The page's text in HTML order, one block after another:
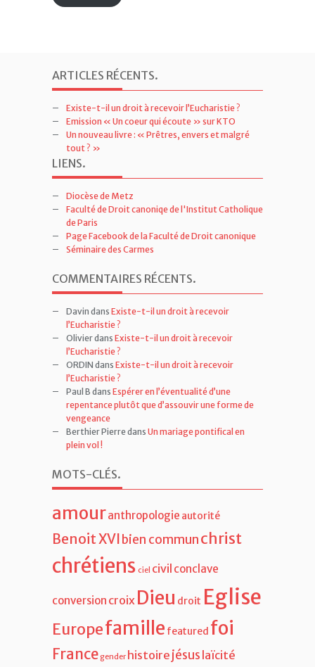
ARTICLES RÉCENTS.
Existe-t-il un droit à recevoir l’Eucharistie ?
Emission « Un coeur qui écoute » sur KTO
Un nouveau livre : « Prêtres, envers et malgré
tout ? »
LIENS.
Diocèse de Metz
Faculté de Droit canoniqe de l'Institut Catholique
de Paris
Page Facebook de la Faculté de Droit canonique
Séminaire des Carmes
COMMENTAIRES RÉCENTS.
Davin dans Existe-t-il un droit à recevoir
l’Eucharistie ?
Olivierdans Existe-t-il un droit à recevoir
l’Eucharistie ?
ORDIN dans Existe-t-il un droit à recevoir
l’Eucharistie ?
Paul B dans Espérer en l’éventualité d’une
repentance plutôt que d’assouvir une forme de
vengeance
Berthier Pierredans Un mariage pontifical en
plein vol !
MOTS-CLÉS.
amouranthropologie autorité
Benoit XVIbien communchrist
chrétiens ciel civil conclave
conversion croix Dieu droit Eglise
Europefamille featured foi
Francegender histoire jésus laïcité